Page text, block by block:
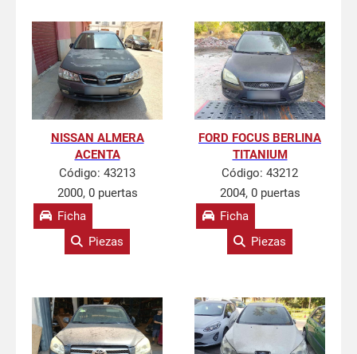
NISSAN ALMERA
ACENTA
Código: 43213
2000, 0 puertas
Ficha
Piezas
FORD FOCUS BERLINA
TITANIUM
Código: 43212
2004, 0 puertas
Ficha
Piezas